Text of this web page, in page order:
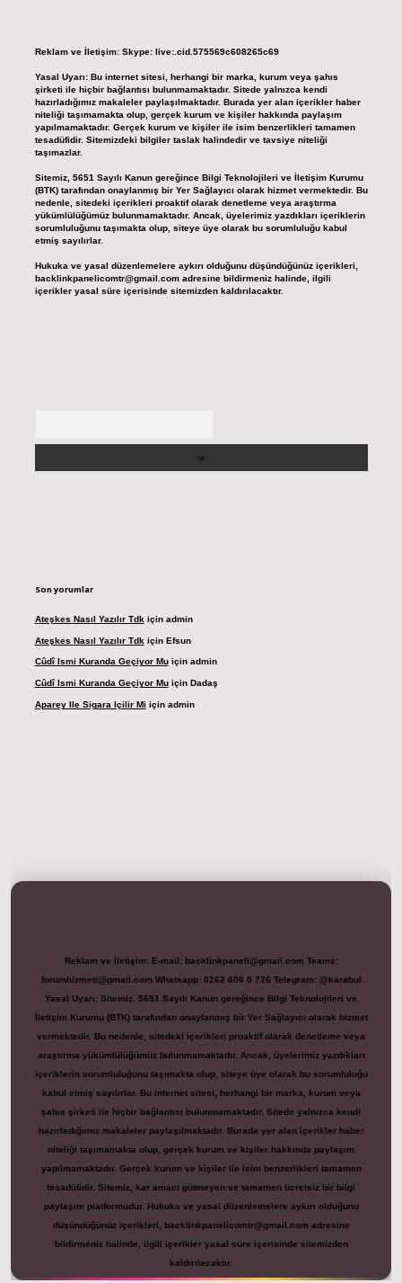
Reklam ve İletişim: Skype: live:.cid.575569c608265c69
Yasal Uyarı: Bu internet sitesi, herhangi bir marka, kurum veya şahıs
şirketi ile hiçbir bağlantısı bulunmamaktadır. Sitede yalnızca kendi
hazırladığımız makaleler paylaşılmaktadır. Burada yer alan içerikler haber
niteliği taşımamakta olup, gerçek kurum ve kişiler hakkında paylaşım
yapılmamaktadır. Gerçek kurum ve kişiler ile isim benzerlikleri tamamen
tesadüfidir. Sitemizdeki bilgiler taslak halindedir ve tavsiye niteliği
taşımazlar.
Sitemiz, 5651 Sayılı Kanun gereğince Bilgi Teknolojileri ve İletişim Kurumu
(BTK) tarafından onaylanmış bir Yer Sağlayıcı olarak hizmet vermektedir. Bu
nedenle, sitedeki içerikleri proaktif olarak denetleme veya araştırma
yükümlülüğümüz bulunmamaktadır. Ancak, üyelerimiz yazdıkları içeriklerin
sorumluluğunu taşımakta olup, siteye üye olarak bu sorumluluğu kabul
etmiş sayılırlar.
Hukuka ve yasal düzenlemelere aykırı olduğunu düşündüğünüz içerikleri,
backlinkpanelicomtr@gmail.comadresine bildirmeniz halinde, ilgili
içerikler yasal süre içerisinde sitemizden kaldırılacaktır.
Son yorumlar
Ateşkes Nasıl Yazılır Tdk için admin
Ateşkes Nasıl Yazılır Tdk için Efsun
Cûdî Ismi Kuranda Geçiyor Muiçin admin
Cûdî Ismi Kuranda Geçiyor Muiçin Dadaş
Aparey Ile Sigara Içilir Mi için admin
Reklam ve İletişim: E-mail: backlinkpaneli@gmail.com Teams:
forumhizmeti@gmail.com Whatsapp: 0262 606 0 726 Telegram: @karabul
Yasal Uyarı: Sitemiz, 5651 Sayılı Kanun gereğince Bilgi Teknolojileri ve
İletişim Kurumu (BTK) tarafından onaylanmış bir Yer Sağlayıcı olarak hizmet
vermektedir. Bu nedenle, sitedeki içerikleri proaktif olarak denetleme veya
araştırma yükümlülüğümüz bulunmamaktadır. Ancak, üyelerimiz yazdıkları
içeriklerin sorumluluğunu taşımakta olup, siteye üye olarak bu sorumluluğu
kabul etmiş sayılırlar. Bu internet sitesi, herhangi bir marka, kurum veya
şahıs şirketi ile hiçbir bağlantısı bulunmamaktadır. Sitede yalnızca kendi
hazırladığımız makaleler paylaşılmaktadır. Burada yer alan içerikler haber
niteliği taşımamakta olup, gerçek kurum ve kişiler hakkında paylaşım
yapılmamaktadır. Gerçek kurum ve kişiler ile isim benzerlikleri tamamen
tesadüfidir. Sitemiz, kar amacı gütmeyen ve tamamen ücretsiz bir bilgi
paylaşım platformudur. Hukuka ve yasal düzenlemelere aykırı olduğunu
düşündüğünüz içerikleri,
backlinkpanelicomtr@gmail.com adresine
bildirmeniz halinde, ilgili içerikler yasal süre içerisinde sitemizden
kaldırılacaktır.